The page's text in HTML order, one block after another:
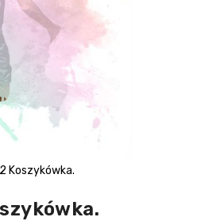
Koszykówka.